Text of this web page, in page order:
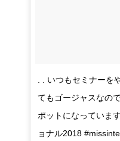
. . いつもセミナーを
てもゴージャスなの
ポットになっていま
ョナル2018